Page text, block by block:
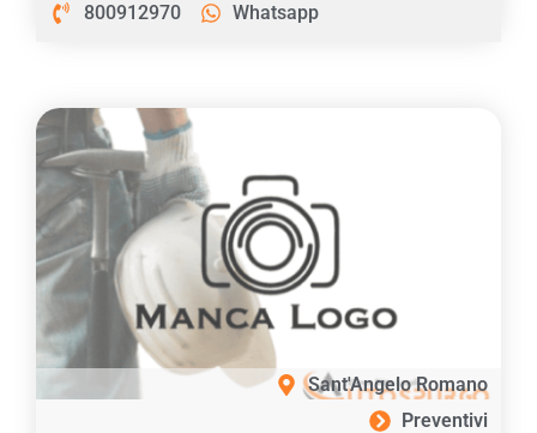
800912970 Whatsapp
Sant'Angelo Romano
Preventivi